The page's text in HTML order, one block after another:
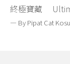
終極寶藏
— By Pipat Cat